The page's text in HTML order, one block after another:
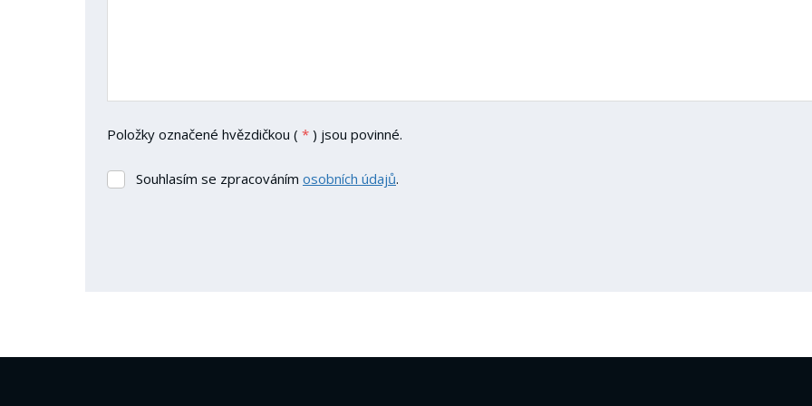
Položky označené hvězdičkou ( * ) jsou povinné.
SouhlasímSouhlasím se zpracováním osobních údajů.